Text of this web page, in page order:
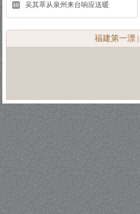
吴其萃从泉州来台响应送暖
福建第一漂